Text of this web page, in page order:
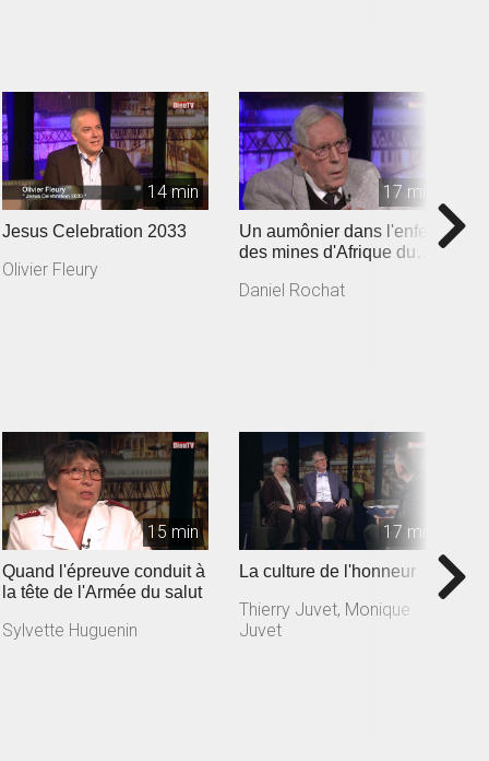
14 min
Jesus Celebration 2033
Olivier Fleury
17 min
Un aumônier dans l'enfer
des mines d'Afrique du
Daniel Rochat
15 min
Quand l'épreuve conduit à
la tête de l'Armée du salut
Sylvette Huguenin
17 min
La culture de l'honneur
Thierry Juvet, Monique
Juvet